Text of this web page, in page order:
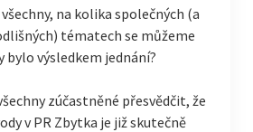
na kolika společných (a
tématech se můžeme
bylo výsledkem jednání?
zúčastněné přesvědčit, že
v PR Zbytka je již skutečně